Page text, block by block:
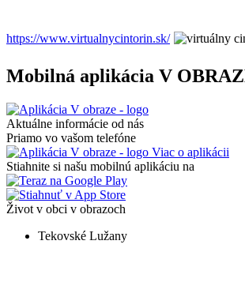
https://www.virtualnycintorin.sk/
Mobilná aplikácia V
Aktuálne informácie od nás
Priamo vo vašom telefóne
Viac o aplikácii
Stiahnite si našu mobilnú aplikáciu na
Život v obci v obrazoch
Tekovské Lužany